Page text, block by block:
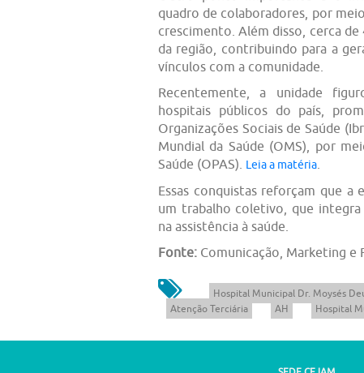
quadro de colaboradores, por
crescimento. Além disso, cerca
da região, contribuindo para a
vínculos com a comunidade.
Recentemente, a unidade
hospitais públicos do país,
Organizações Sociais de Saúde
Mundial da Saúde (OMS), por
Saúde (OPAS).
Leia a matéria.
Essas conquistas reforçam que a
um trabalho coletivo, que integra
na assistência à saúde.
Fonte: Comunicação, Marketing e
Hospital Municipal Dr. Moysés
Atenção Terciária
AH Hospital